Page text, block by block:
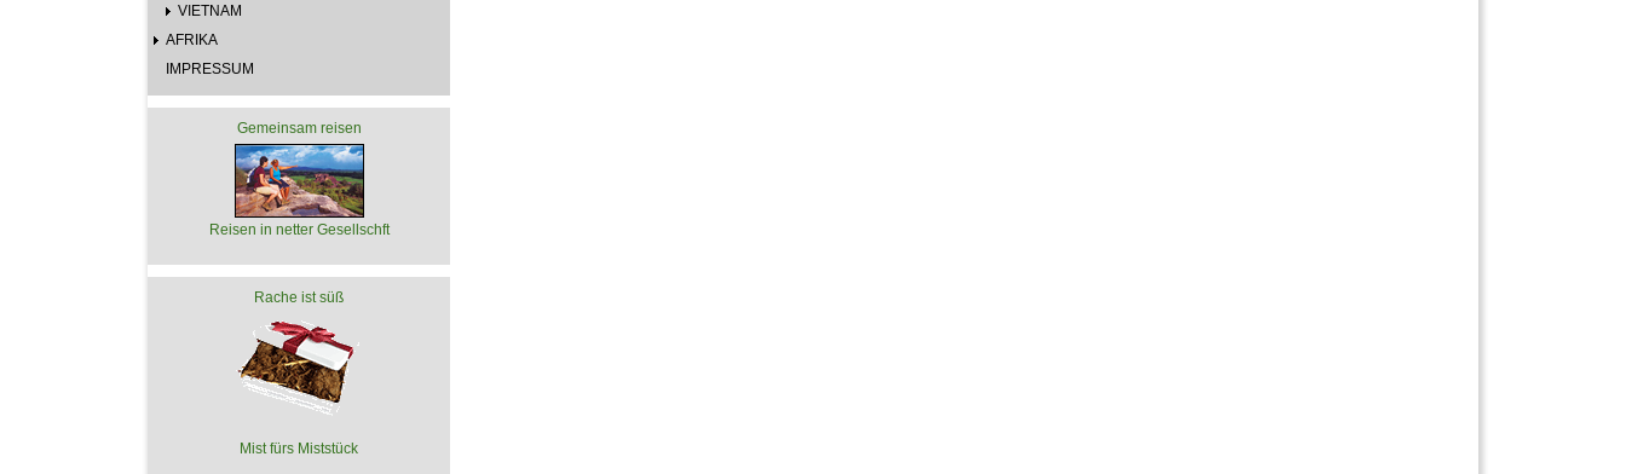
VIETNAM
AFRIKA
IMPRESSUM
Gemeinsam reisen
Reisen in netter Gesellschft
Rache ist süß
Mist fürs Miststück